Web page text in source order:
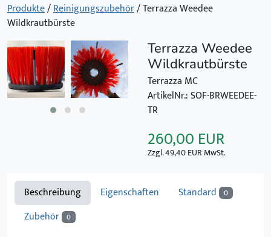
Produkte/Reinigungszubehör/Terrazza Weedee
Wildkrautbürste
Terrazza Weedee
Wildkrautbürste
Terrazza MC
ArtikelNr.: SOF-BRWEEDEE-
TR
260,00 EUR
Zzgl. 49,40 EUR MwSt.
Beschreibung Eigenschaften Standard 0
Zubehör 0